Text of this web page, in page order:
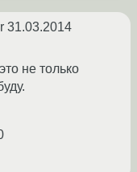
31.03.2014
не только